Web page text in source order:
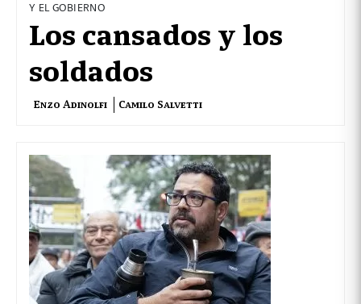
Y EL GOBIERNO
Los cansados y los
soldados
Enzo Adinolfi Camilo Salvetti